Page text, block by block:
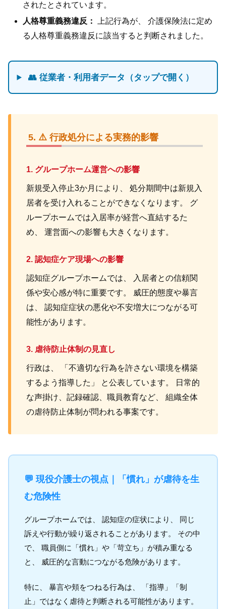
されたとされています。
人格尊重義務違反： 上記行為が、 介護保険法に定め
る人格尊重義務違反に該当すると判断されました。
👥 従業者・利用者データ（タップで開く）
⚠️ 行政処分による実務的影響
1. グループホーム運営への影響
新規受入停止3か月により、 処分期間中は新規入
居者を受け入れることができなくなります。 グ
ループホームでは入居率が経営へ直結するた
め、 運営面への影響も大きくなります。
2. 認知症ケア現場への影響
認知症グループホームでは、 入居者との信頼関
係や安心感が特に重要です。 威圧的態度や暴言
は、 認知症症状の悪化や不安増大につながる可
能性があります。
3. 虐待防止体制の見直し
行政は、 「不適切な行為を許さない環境を構築
するよう指導した」 と公表しています。 日常的
な声掛け、記録確認、職員教育など、 組織全体
の虐待防止体制が問われる事案です。
💬 現役介護士の視点｜「慣れ」が虐待を生
む危険性
グループホームでは、 認知症の症状により、 同じ
訴えや行動が繰り返されることがあります。 その中
で、 職員側に「慣れ」や「苛立ち」が積み重なる
と、 威圧的な言動につながる危険があります。
特に、 暴言や頬をつねる行為は、 「指導」「制
止」ではなく虐待と判断される可能性があります。